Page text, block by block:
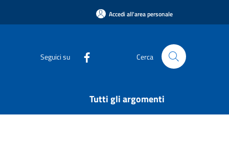
Accedi all'area personale
Seguici su Cerca
Tutti gli argomenti